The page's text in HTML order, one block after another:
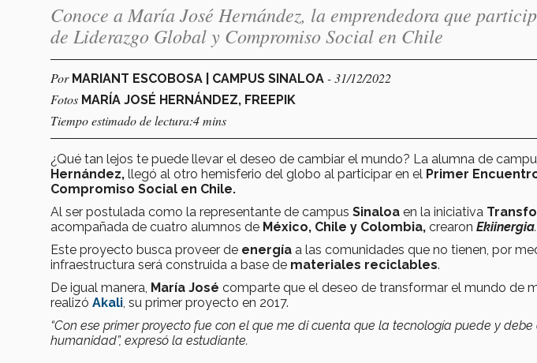
Conoce a María José Hernández, la emprendedora que
de Liderazgo Global y Compromiso Social en Chile
Por MARIANT ESCOBOSA | CAMPUS SINALOA - 31/12/2022
Fotos MARÍA JOSÉ HERNÁNDEZ, FREEPIK
Tiempo estimado de lectura:4 mins
¿Qué tan lejos te puede llevar el deseo de cambiar el mundo? La alumna de
Hernández, llegó al otro hemisferio del globo al participar en el Primer
Compromiso Social en Chile.
Al ser postulada como la representante de campus Sinaloa en la iniciativa
acompañada de cuatro alumnos de México, Chile y Colombia, crearon Ekiinergia.
Este proyecto busca proveer de energía a las comunidades que no tienen, por
infraestructura será construida a base de materiales reciclables.
De igual manera, María José comparte que el deseo de transformar el mundo de
realizó Akali , su primer proyecto en 2017.
“Con ese primer proyecto fue con el que me di cuenta que la tecnología puede y
humanidad”, expresó la estudiante.